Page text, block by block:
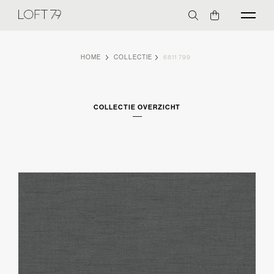
HOME COLLECTIE 6811 799
COLLECTIE OVERZICHT